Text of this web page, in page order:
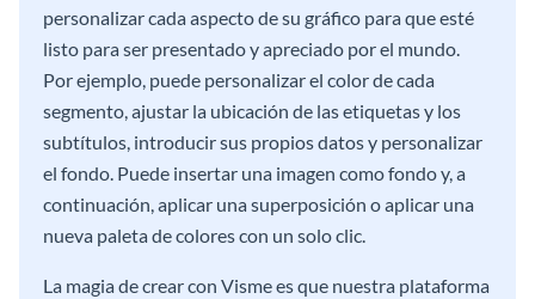
personalizar cada aspecto de su gráfico para que esté
listo para ser presentado y apreciado por el mundo.
Por ejemplo, puede personalizar el color de cada
segmento, ajustar la ubicación de las etiquetas y los
subtítulos, introducir sus propios datos y personalizar
el fondo. Puede insertar una imagen como fondo y, a
continuación, aplicar una superposición o aplicar una
nueva paleta de colores con un solo clic.
La magia de crear con Visme es que nuestra plataforma